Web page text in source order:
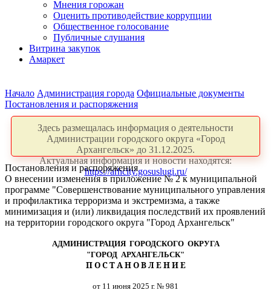
Мнения горожан
Оценить противодействие коррупции
Общественное голосование
Публичные слушания
Витрина закупок
Амаркет
Начало Администрация города Официальные документы
Постановления и распоряжения
Здесь размещалась информация о деятельности
Администрации городского округа «Город
Архангельск» до 31.12.2025.
Актуальная информация и новости находятся:
https://arhcity.gosuslugi.ru/
Постановления и распоряжения
О внесении изменения в приложение № 2 к муниципальной
программе "Совершенствование муниципального управления
и профилактика терроризма и экстремизма, а также
минимизация и (или) ликвидация последствий их проявлений
на территории городского округа "Город Архангельск"
АДМИНИСТРАЦИЯ ГОРОДСКОГО ОКРУГА
"ГОРОД АРХАНГЕЛЬСК"
П О С Т А Н О В Л Е Н И Е
от 11 июня 2025 г. № 981